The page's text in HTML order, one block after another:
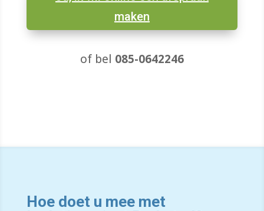
maken
of bel 085-0642246
Hoe doet u mee met